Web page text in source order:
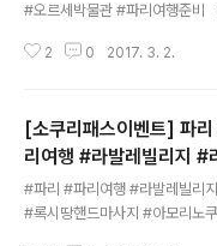
#오르세박물관 #파리여행준비
여행객들이 뮤지엄패스를 구입
술관' 콤보티켓입니다.여기서
만 단독으로 판매하는 레어템이
권 공식판매처입니다. 오르세
900년 오르세역으로 ..
2 0 2017. 3. 2.
[소쿠리패스이벤트] 파
리여행 #라발레빌리지 #
틀버스 #록시땅핸드마사
#파리 #파리여행 #라발레빌리
#록시땅핸드마사지 #아모리노